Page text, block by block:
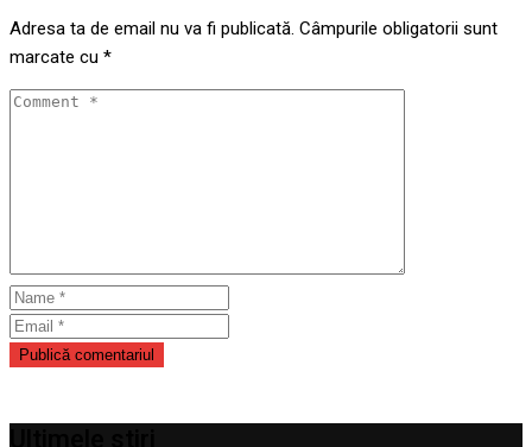
Adresa ta de email nu va fi publicată. Câmpurile obligatorii sunt
marcate cu *